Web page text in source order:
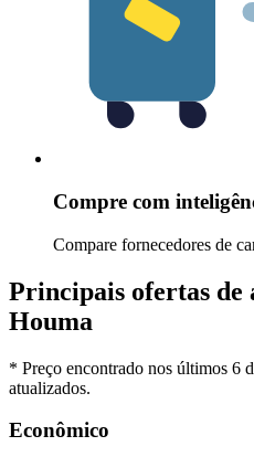
Compre com
Compare fornecedores de
Principais ofertas de
Houma
* Preço encontrado nos últimos 6
atualizados.
Econômico